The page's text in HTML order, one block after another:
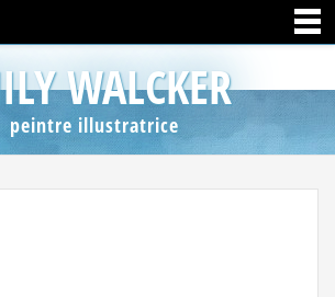
WALCKER
peintre illustratrice